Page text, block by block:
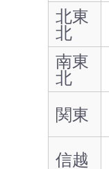
北東
北
南東
北
関東
信越